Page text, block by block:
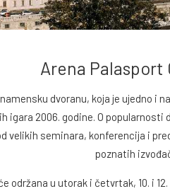
Arena Palasport
dvoranu, koja je ujedno i
igara 2006. godine. O
velikih seminara, konferencija i
poznatih
održana u utorak i četvrtak, 10. i